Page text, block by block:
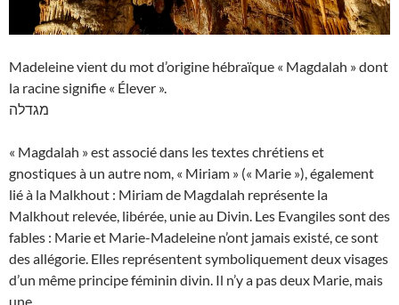
Madeleine vient du mot d’origine hébraïque « Magdalah » dont
la racine signifie « Élever ».
מגדלה
« Magdalah » est associé dans les textes chrétiens et
gnostiques à un autre nom, « Miriam » (« Marie »), également
lié à la Malkhout : Miriam de Magdalah représente la
Malkhout relevée, libérée, unie au Divin. Les Evangiles sont des
fables : Marie et Marie-Madeleine n’ont jamais existé, ce sont
des allégorie. Elles représentent symboliquement deux visages
d’un même principe féminin divin. Il n’y a pas deux Marie, mais
une.